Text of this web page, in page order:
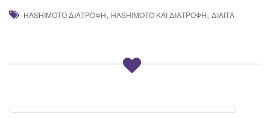
HASHIMOTO ΔΙΑΤΡΟΦΉ, HASHIMOTO ΚΑΙ ΔΙΑΤΡΟΦΉ, ΔΊΑΙΤΑ